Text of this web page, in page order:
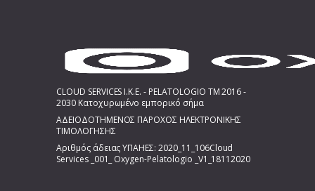
CLOUD SERVICES I.K.E. - PELATOLOGIO TM 2016 -
2030 Κατοχυρωμένο εμπορικό σήμα
ΑΔΕΙΟΔΟΤΗΜΕΝΟΣ ΠΑΡΟΧΟΣ ΗΛΕΚΤΡΟΝΙΚΗΣ
ΤΙΜΟΛΟΓΗΣΗΣ
Αριθμός άδειας ΥΠΑΗΕΣ: 2020_11_106Cloud
Services _001_ Oxygen-Pelatologio _V1_18112020